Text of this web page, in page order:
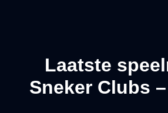
Laatste
Sneker Clubs